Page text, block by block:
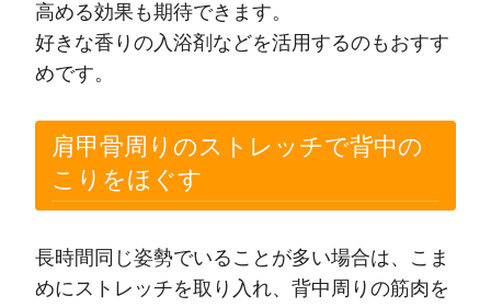
高める効果も期待できます。
好きな香りの入浴剤などを活用するのもおすす
めです。
肩甲骨周りのストレッチで背中の
こりをほぐす
長時間同じ姿勢でいることが多い場合は、こま
めにストレッチを取り入れ、背中周りの筋肉を